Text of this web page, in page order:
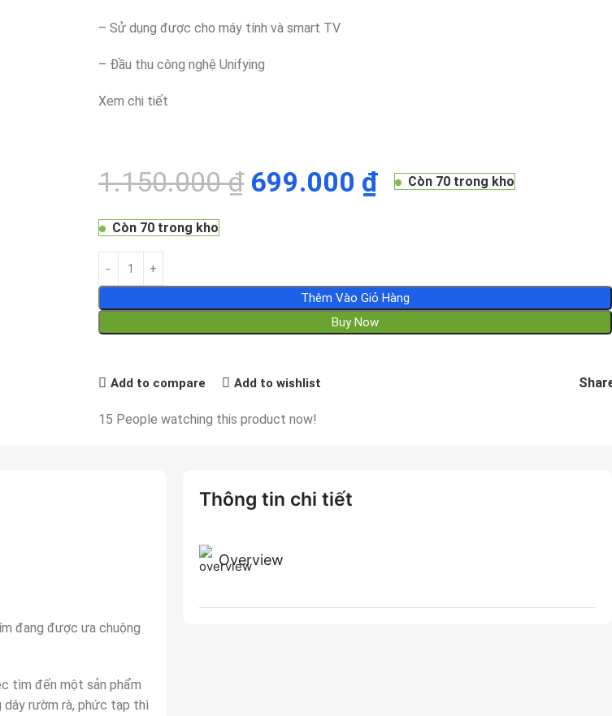
– Sử dụng được cho máy tính và smart TV
– Đầu thu công nghệ Unifying
Xem chi tiết
1.150.000₫ 699.000 ₫ Còn 70 trong kho
Còn 70 trong kho
Thêm Vào Giỏ Hàng
Buy Now
Add to compare Add to wishlist
15 People watching this product now!
đang được ưa chuộng
tìm đến một sản phẩm
dây rườm rà, phức tạp thì
Thông tin chi tiết
Overview